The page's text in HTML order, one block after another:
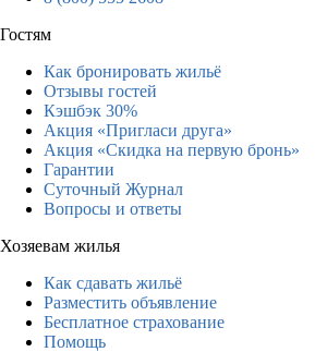
Гостям
Как бронировать жильё
Отзывы гостей
Кэшбэк 30%
Акция «Пригласи друга»
Акция «Скидка на первую бронь»
Гарантии
Суточный Журнал
Вопросы и ответы
Хозяевам жилья
Как сдавать жильё
Разместить объявление
Бесплатное страхование
Помощь